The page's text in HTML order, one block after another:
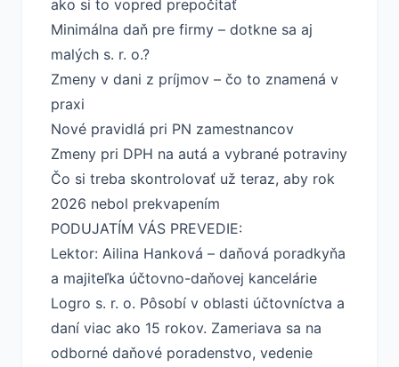
ako si to vopred prepočítať
Minimálna daň pre firmy – dotkne sa aj
malých s. r. o.?
Zmeny v dani z príjmov – čo to znamená v
praxi
Nové pravidlá pri PN zamestnancov
Zmeny pri DPH na autá a vybrané potraviny
Čo si treba skontrolovať už teraz, aby rok
2026 nebol prekvapením
PODUJATÍM VÁS PREVEDIE:
Lektor: Ailina Hanková – daňová poradkyňa
a majiteľka účtovno-daňovej kancelárie
Logro s. r. o. Pôsobí v oblasti účtovníctva a
daní viac ako 15 rokov. Zameriava sa na
odborné daňové poradenstvo, vedenie